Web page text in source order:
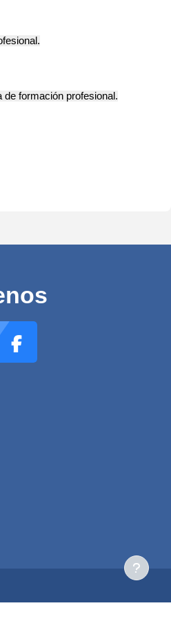
formación profesional.